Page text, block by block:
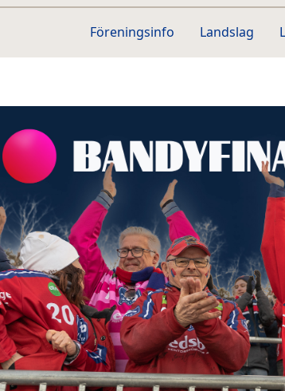
Föreningsinfo Landslag